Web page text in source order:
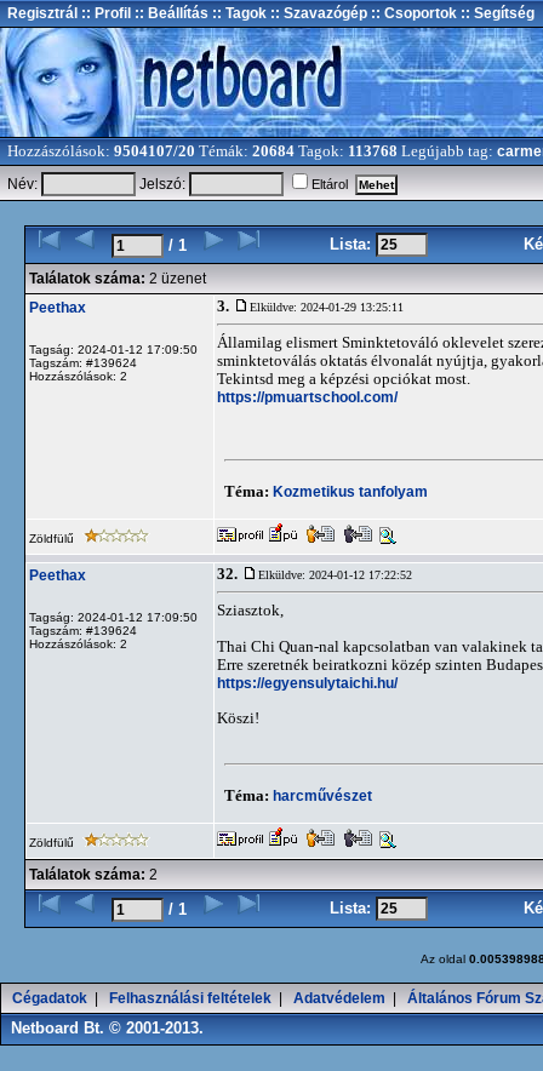
Regisztrál :: Profil :: Beállítás :: Tagok :: Szavazógép :: Csoportok :: Segítség
Hozzászólások: 9504107/20 Témák: 20684 Tagok: 113768 Legújabb tag:
Név:
Jelszó: Eltárol
/ 1 Lista:
Találatok száma: 2 üzenet
Peethax
Tagság: 2024-01-12 17:09:50
Tagszám: #139624
Hozzászólások: 2
3. Elküldve: 2024-01-29 13:25:11
Államilag elismert Sminktetováló oklevelet
sminktetoválás oktatás élvonalát nyújtja,
Tekintsd meg a képzési opciókat most.
https://pmuartschool.com/
Téma: Kozmetikus tanfolyam
Zöldfülű
Peethax
Tagság: 2024-01-12 17:09:50
Tagszám: #139624
Hozzászólások: 2
32. Elküldve: 2024-01-12 17:22:52
Sziasztok,
Thai Chi Quan-nal kapcsolatban van valakinek
Erre szeretnék beiratkozni közép szinten
https://egyensulytaichi.hu/
Köszi!
Téma: harcművészet
Zöldfülű
Találatok száma: 2
/ 1 Lista:
Az oldal
Cégadatok Felhasználási feltételek Adatvédelem Általános Fórum
Netboard Bt. © 2001-2013.